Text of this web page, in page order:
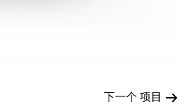
下一个 项目